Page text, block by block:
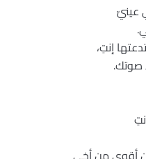
عينيّ
إنتِ،
صوتك.